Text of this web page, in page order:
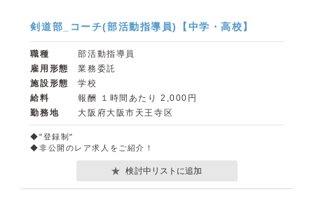
剣道部_コーチ(部活動指導員)【中学・高校】
職種
部活動指導員
雇用形態
業務委託
施設形態
学校
給料
報酬 １時間あたり 2,000円
勤務地
大阪府大阪市天王寺区
◆"登録制"
◆非公開のレア求人をご紹介！
検討中リストに追加